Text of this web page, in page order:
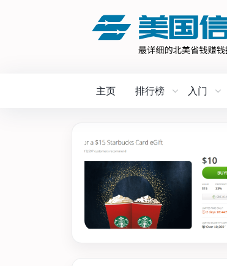
主页 排行榜 入门